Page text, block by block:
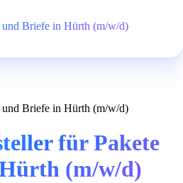
und Briefe in Hürth (m/w/d)
und Briefe in Hürth (m/w/d)
für Pakete
(m/w/d)